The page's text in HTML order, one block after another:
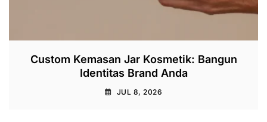
Custom Kemasan Jar Kosmetik: Bangun
Identitas Brand Anda
JUL 8, 2026